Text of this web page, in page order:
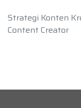
Strategi Konten
Content Creator